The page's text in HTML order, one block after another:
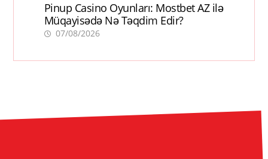
Pinup Casino Oyunları: Mostbet AZ ilə
Müqayisədə Nə Təqdim Edir?
07/08/2026